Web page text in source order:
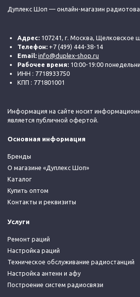
Дуплекс Шоп — онлайн-магазин
Адрес: 107241, г. Москва, Щелковское
Телефон: +7 (499) 444-38-14
Email: info@duplex-shop.ru
Рабочее время: 10:00-19:00
ИНН : 7718933750
КПП : 771801001
Информация на сайте носит
является публичной офертой.
Основная информация
Бренды
О магазине «Дуплекс Шоп»
Каталог
Купить оптом
Контакты и реквизиты
Услуги
Ремонт раций
Настройка раций
Техническое обслуживание радиостанций
Настройка антенн и афу
Построение систем радиосвязи